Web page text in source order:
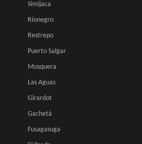
Simijaca
Ríonegro
Restrepo
Puerto Salgar
Mosquera
Las Aguas
Girardot
Gachetá
Fusagasuga